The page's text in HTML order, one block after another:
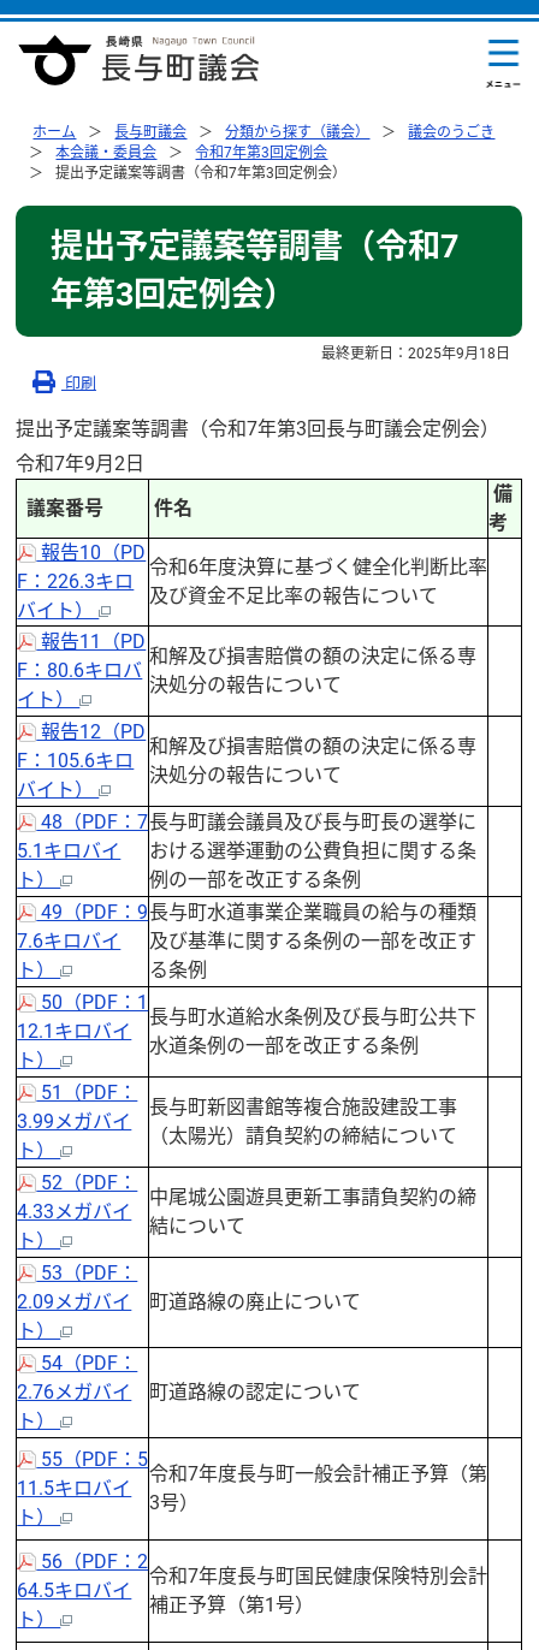
ホーム 長与町議会 分類から探す（議会）
議会のうごき
本会議・委員会
令和7年第3回定例会
提出予定議案等調書（令和7年第3回定例会）
提出予定議案等調書（令和7
年第3回定例会）
最終更新日：2025年9月18日
印刷
提出予定議案等調書（令和7年第3回長与町議会定例会）
令和7年9月2日
議案番号
件名
備
考
報告10（PD
F：226.3キロ
バイト）
令和6年度決算に基づく健全化判断比率
及び資金不足比率の報告について
報告11（PD
F：80.6キロバ
イト）
和解及び損害賠償の額の決定に係る専
決処分の報告について
報告12（PD
F：105.6キロ
バイト）
和解及び損害賠償の額の決定に係る専
決処分の報告について
48（PDF：7
5.1キロバイ
ト）
長与町議会議員及び長与町長の選挙に
おける選挙運動の公費負担に関する条
例の一部を改正する条例
49（PDF：9
7.6キロバイ
ト）
長与町水道事業企業職員の給与の種類
及び基準に関する条例の一部を改正す
る条例
50（PDF：1
12.1キロバイ
ト）
長与町水道給水条例及び長与町公共下
水道条例の一部を改正する条例
51（PDF：
3.99メガバイ
ト）
長与町新図書館等複合施設建設工事
（太陽光）請負契約の締結について
52（PDF：
4.33メガバイ
ト）
中尾城公園遊具更新工事請負契約の締
結について
53（PDF：
2.09メガバイ
ト）
町道路線の廃止について
54（PDF：
2.76メガバイ
ト）
町道路線の認定について
55（PDF：5
11.5キロバイ
ト）
令和7年度長与町一般会計補正予算（第
3号）
56（PDF：2
64.5キロバイ
ト）
令和7年度長与町国民健康保険特別会計
補正予算（第1号）